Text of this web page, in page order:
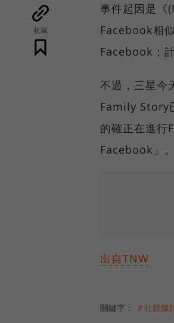
收藏
事件起因是《
Facebook相
Facebook；
不過，三星今
Family Story
的確正在進
Facebook」。
出自TNW
關鍵字： ＃社群媒